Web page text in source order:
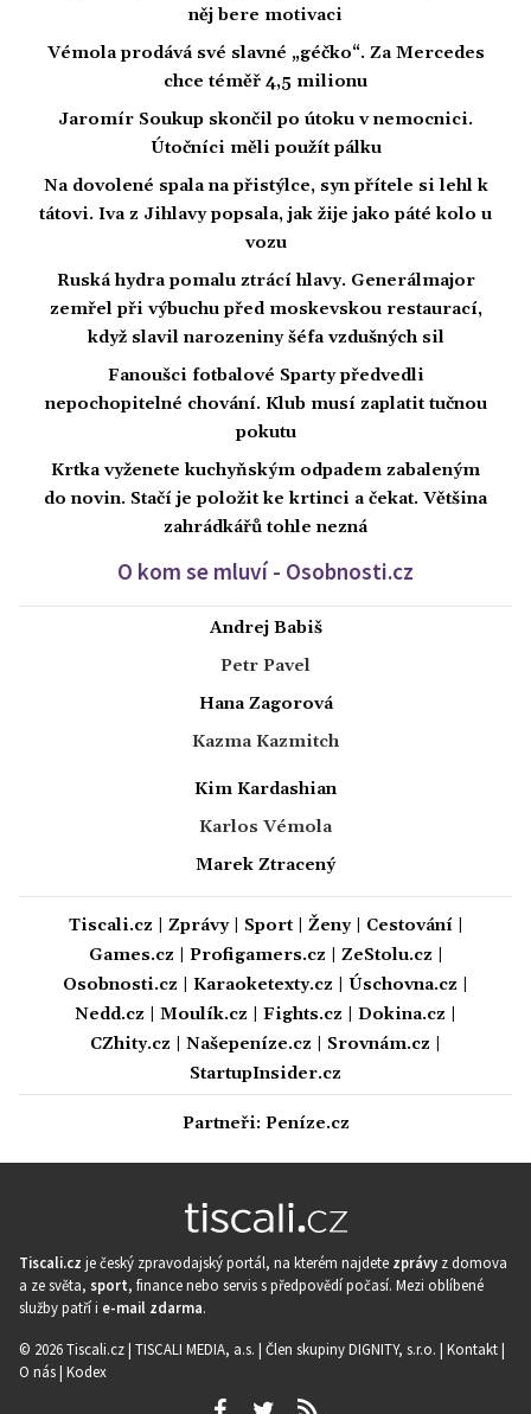
něj bere motivaci
Vémola prodává své slavné „géčko“. Za Mercedes
chce téměř 4,5 milionu
Jaromír Soukup skončil po útoku v nemocnici.
Útočníci měli použít pálku
Na dovolené spala na přistýlce, syn přítele si lehl k
tátovi. Iva z Jihlavy popsala, jak žije jako páté kolo u
vozu
Ruská hydra pomalu ztrácí hlavy. Generálmajor
zemřel při výbuchu před moskevskou restaurací,
když slavil narozeniny šéfa vzdušných sil
Fanoušci fotbalové Sparty předvedli
nepochopitelné chování. Klub musí zaplatit tučnou
pokutu
Krtka vyženete kuchyňským odpadem zabaleným
do novin. Stačí je položit ke krtinci a čekat. Většina
zahrádkářů tohle nezná
O kom se mluví - Osobnosti.cz
Andrej Babiš
Petr Pavel
Hana Zagorová
Kazma Kazmitch
Kim Kardashian
Karlos Vémola
Marek Ztracený
Tiscali.cz Zprávy| Sport| Ženy| Cestování|
Games.cz
Profigamers.cz ZeStolu.cz
Osobnosti.cz
Karaoketexty.cz Úschovna.cz
Nedd.cz
Moulík.cz Fights.cz Dokina.cz
CZhity.cz
Našepeníze.cz Srovnám.cz
StartupInsider.cz
Partneři: Peníze.cz
Tiscali.cz je český zpravodajský portál, na kterém najdete zprávy z domova
a ze světa, sport, finance nebo servis s předpovědí počasí. Mezi oblíbené
služby patří i e-mail zdarma.
© 2026 Tiscali.cz | TISCALI MEDIA, a.s. | Člen skupiny DIGNITY, s.r.o. | Kontakt|
O nás| Kodex